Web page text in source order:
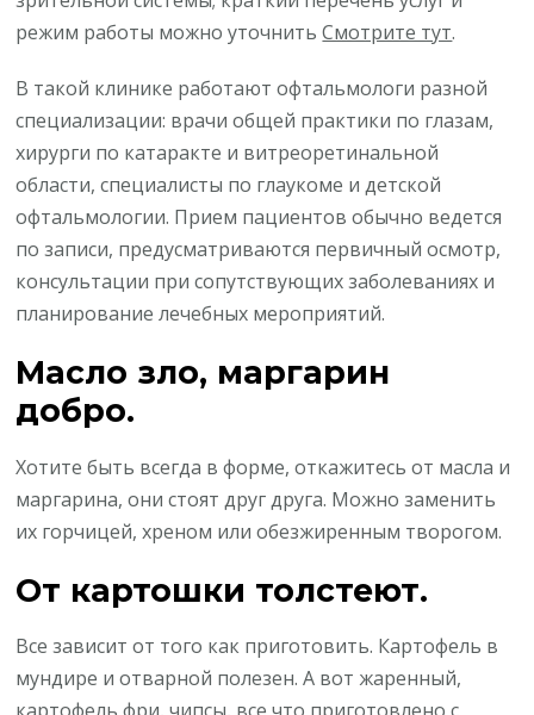
режим работы можно уточнитьСмотрите тут.
В такой клинике работают офтальмологи разной
специализации: врачи общей практики по глазам,
хирурги по катаракте и витреоретинальной
области, специалисты по глаукоме и детской
офтальмологии. Прием пациентов обычно ведется
по записи, предусматриваются первичный осмотр,
консультации при сопутствующих заболеваниях и
планирование лечебных мероприятий.
Масло зло, маргарин
добро.
Хотите быть всегда в форме, откажитесь от масла и
маргарина, они стоят друг друга. Можно заменить
их горчицей, хреном или обезжиренным творогом.
От картошки толстеют.
Все зависит от того как приготовить. Картофель в
мундире и отварной полезен. А вот жаренный,